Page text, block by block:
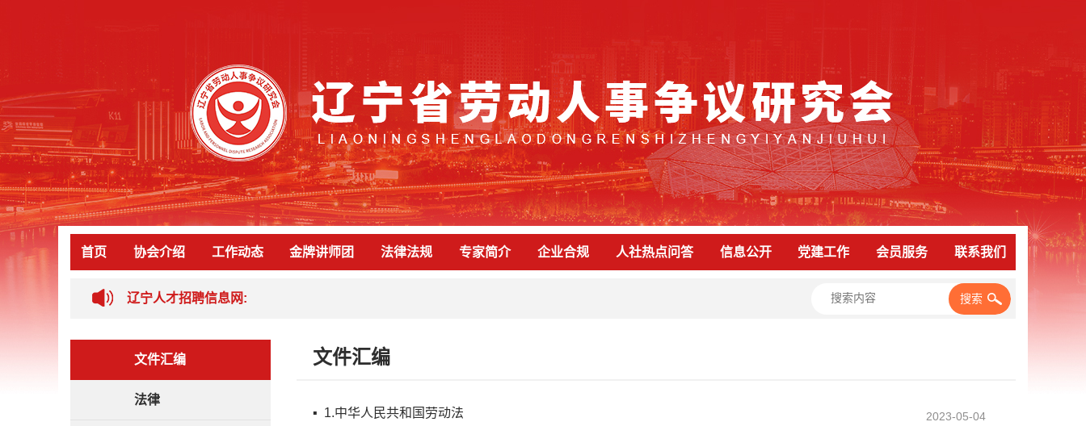
首页 协会介绍 工作动态 金牌讲师团 法律法规 专家简介 企业合规 人社热点问答 信息公开 党建工作 会员服务 联系我们
辽宁人才招聘信息网: 搜索
文件汇编
法律
文件汇编
▪ 1.中华人民共和国劳动法 2023-05-04